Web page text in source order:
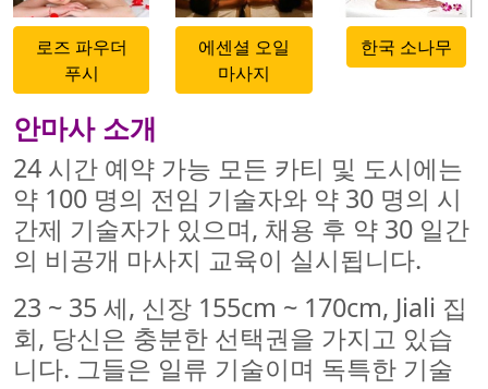
로즈 파우더
푸시
에센셜 오일
마사지
한국 소나무
안마사 소개
24 시간 예약 가능 모든 카티 및 도시에는
약 100 명의 전임 기술자와 약 30 명의 시
간제 기술자가 있으며, 채용 후 약 30 일간
의 비공개 마사지 교육이 실시됩니다.
23 ~ 35 세, 신장 155cm ~ 170cm, Jiali 집
회, 당신은 충분한 선택권을 가지고 있습
니다. 그들은 일류 기술이며 독특한 기술